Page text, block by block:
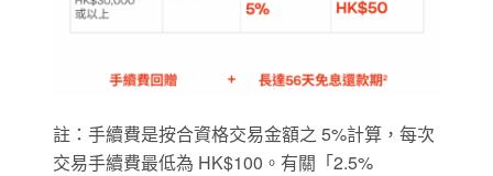
註：手續費是按合資格交易金額之 5%計算，每次
交易手續費最低為 HK$100。有關「2.5%